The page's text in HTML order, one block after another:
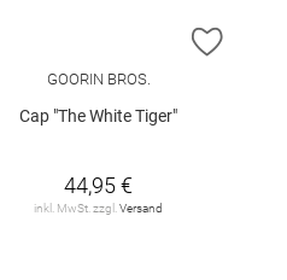
ZUR
GOORIN BROS.
Cap "The White Tiger"
44,95 €
inkl. MwSt. zzgl.Versand